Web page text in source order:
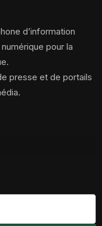
d’information
pour la
presse et de portails